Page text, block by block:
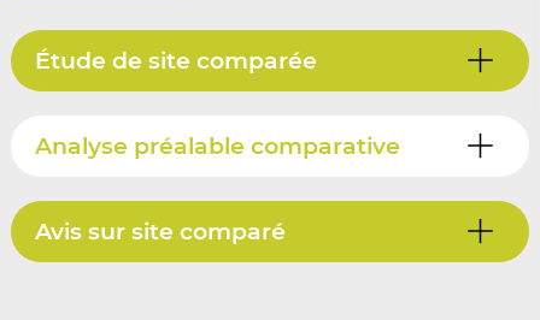
Étude de site comparée
Analyse préalable comparative
Avis sur site comparé